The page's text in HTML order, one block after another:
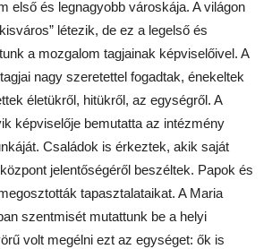
első és legnagyobb városkája. A világon
létezik, de ez a legelső és
a mozgalom tagjainak képviselőivel. A
nagy szeretettel fogadtak, énekeltek
életükről, hitükről, az egységről. A
képviselője bemutatta az intézmény
Családok is érkeztek, akik saját
jelentőségéről beszéltek. Papok és
tapasztalataikat. A Maria
szentmisét mutattunk be a helyi
volt megélni ezt az egységet: ők is